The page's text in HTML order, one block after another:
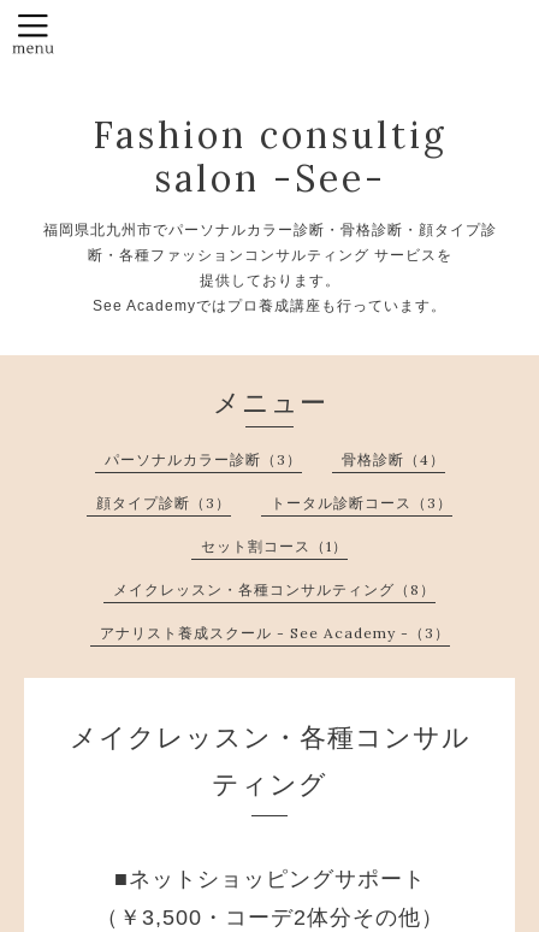
Fashion consultig
salon -See-
福岡県北九州市でパーソナルカラー診断・骨格診断・顔タイプ診
断・各種ファッションコンサルティング サービスを
提供しております。
See Academyではプロ養成講座も行っています。
メニュー
パーソナルカラー診断（3） 骨格診断（4）
顔タイプ診断（3） トータル診断コース（3）
セット割コース（1）
メイクレッスン・各種コンサルティング（8）
アナリスト養成スクール - See Academy -（3）
メイクレッスン・各種コンサル
ティング
■ネットショッピングサポート
（￥3,500・コーデ2体分その他）